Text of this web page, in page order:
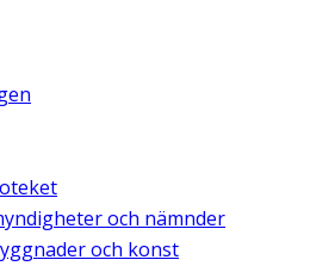
och nämnder
och konst